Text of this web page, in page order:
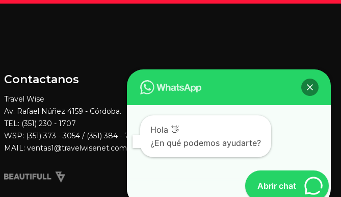
Contactanos
Travel Wise
Av. Rafael Núñez 4159 - Córdoba.
TEL: (351) 230 - 1707
WSP: (351) 373 - 3054/ (351) 384 - 7409
MAIL:ventas1@travelwisenet.com
instagram
Hola 👋
¿En qué podemos ayudarte?
Abrir chat